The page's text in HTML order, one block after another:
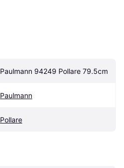
Paulmann 94249 Pollare 79.5cm
Paulmann
Pollare